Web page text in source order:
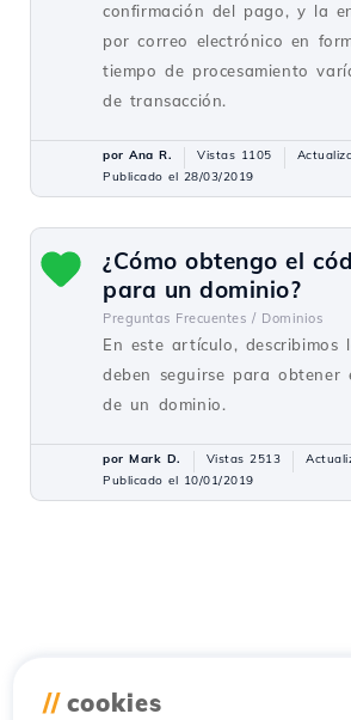
confirmación del pago, y la
por correo electrónico en
tiempo de procesamiento
de transacción.
por Ana R. Vistas 1105
Publicado el 28/03/2019
¿Cómo obtengo el
para un dominio?
Preguntas Frecuentes / Dominios
En este artículo, describimos
deben seguirse para obtener
de un dominio.
por Mark D. Vistas 2513
Publicado el 10/01/2019
// cookies